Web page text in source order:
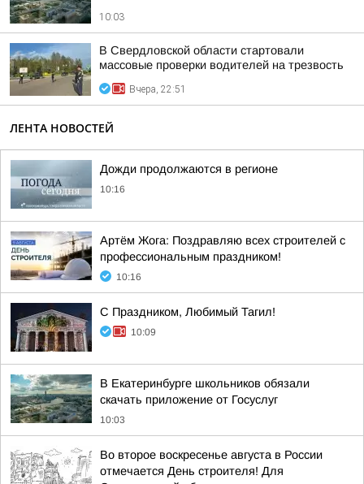
10:03
В Свердловской области стартовали
массовые проверки водителей на трезвость
Вчера, 22:51
ЛЕНТА НОВОСТЕЙ
Дожди продолжаются в регионе
10:16
Артём Жога: Поздравляю всех строителей с
профессиональным праздником!
10:16
С Праздником, Любимый Тагил!
10:09
В Екатеринбурге школьников обязали
скачать приложение от Госуслуг
10:03
Во второе воскресенье августа в России
отмечается День строителя! Для